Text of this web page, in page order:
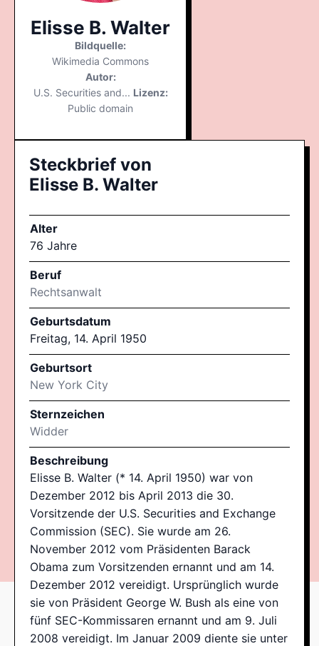
Elisse B. Walter
Bildquelle:
Wikimedia Commons
Autor:
U.S. Securities and... Lizenz:
Public domain
Steckbrief von
Elisse B. Walter
Alter
76 Jahre
Beruf
Rechtsanwalt
Geburtsdatum
Freitag, 14. April 1950
Geburtsort
New York City
Sternzeichen
Widder
Beschreibung
Elisse B. Walter (* 14. April 1950) war von
Dezember 2012 bis April 2013 die 30.
Vorsitzende der U.S. Securities and Exchange
Commission (SEC). Sie wurde am 26.
November 2012 vom Präsidenten Barack
Obama zum Vorsitzenden ernannt und am 14.
Dezember 2012 vereidigt. Ursprünglich wurde
sie von Präsident George W. Bush als eine von
fünf SEC-Kommissaren ernannt und am 9. Juli
2008 vereidigt. Im Januar 2009 diente sie unter